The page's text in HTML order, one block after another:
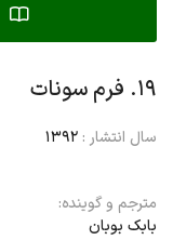
۱۹. فرم سونات
سال انتشار : 1392
مترجم و گوینده:
بابک بوبان